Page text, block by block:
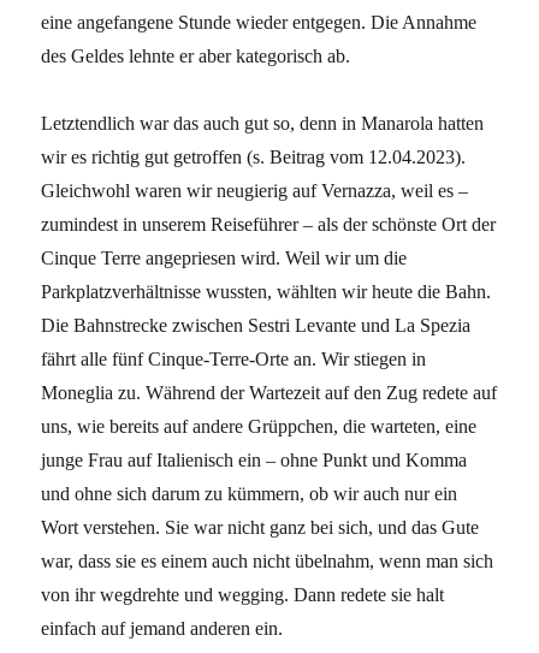
eine angefangene Stunde wieder entgegen. Die Annahme
des Geldes lehnte er aber kategorisch ab.
Letztendlich war das auch gut so, denn in Manarola hatten
wir es richtig gut getroffen (s. Beitrag vom 12.04.2023).
Gleichwohl waren wir neugierig auf Vernazza, weil es –
zumindest in unserem Reiseführer – als der schönste Ort der
Cinque Terre angepriesen wird. Weil wir um die
Parkplatzverhältnisse wussten, wählten wir heute die Bahn.
Die Bahnstrecke zwischen Sestri Levante und La Spezia
fährt alle fünf Cinque-Terre-Orte an. Wir stiegen in
Moneglia zu. Während der Wartezeit auf den Zug redete auf
uns, wie bereits auf andere Grüppchen, die warteten, eine
junge Frau auf Italienisch ein – ohne Punkt und Komma
und ohne sich darum zu kümmern, ob wir auch nur ein
Wort verstehen. Sie war nicht ganz bei sich, und das Gute
war, dass sie es einem auch nicht übelnahm, wenn man sich
von ihr wegdrehte und wegging. Dann redete sie halt
einfach auf jemand anderen ein.